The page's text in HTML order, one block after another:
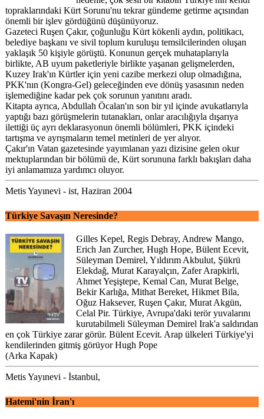
topraklarındaki Kürt Sorunu'nu tekrar gündeme getirme açısından
önemli bir işlev gördüğünü düşünüyoruz.
Gazeteci Ruşen Çakır, çoğunluğu Kürt kökenli aydın, politikacı,
belediye başkanı ve sivil toplum kuruluşu temsilcilerinden oluşan
yaklaşık 50 kişiyle görüştü. Konunun gerçek muhataplarıyla
birlikte, AB uyum paketleriyle birlikte yaşanan gelişmelerden,
Kuzey Irak'ın Kürtler için yeni cazibe merkezi olup olmadığına,
PKK'nın (Kongra-Gel) geleceğinden eve dönüş yasasının neden
işlemediğine kadar pek çok sorunun yanıtını aradı.
Kitapta ayrıca, Abdullah Öcalan'ın son bir yıl içinde avukatlarıyla
yaptığı bazı görüşmelerin tutanakları, onlar aracılığıyla dışarıya
ilettiği üç ayrı deklarasyonun önemli bölümleri, PKK içindeki
tartışma ve ayrışmaların temel metinleri de yer alıyor.
Çakır'ın Vatan gazetesinde yayımlanan yazı dizisine gelen okur
mektuplarından bir bölümü de, Kürt sorununa farklı bakışları daha
iyi anlamamıza yardımcı oluyor.
Metis Yayınevi - ist, Haziran 2004
Türkiye Savaşın Neresinde?
Gilles Kepel, Regis Debray, Andrew Mango,
Erich Jan Zurcher, Hugh Hope, Bülent Ecevit,
Süleyman Demirel, Yıldırım Akbulut, Şükrü
Elekdağ, Murat Karayalçın, Zafer Arapkirli,
Ahmet Yeşiştepe, Kemal Can, Murat Belge,
Bekir Karlığa, Mithat Bereket, Hikmet Bila,
Oğuz Haksever, Ruşen Çakır, Murat Akgün,
Celal Pir. Türkiye, Avrupa'daki terör yuvalarını
kurutabilmeli Süleyman Demirel Irak'a saldırıdan
en çok Türkiye zarar görür. Bülent Ecevit. Arap ülkeleri Türkiye'yi
kendilerinden gitmiş görüyor Hugh Pope
(Arka Kapak)
Metis Yayınevi - İstanbul,
Hatemi'nin İran'ı